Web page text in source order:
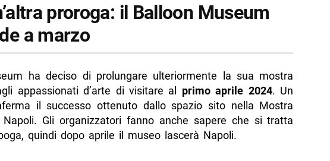
proroga: il Balloon Museum
a marzo
ha deciso di prolungare ulteriormente la sua mostra
appassionati d’arte di visitare al primo aprile 2024. Un
il successo ottenuto dallo spazio sito nella Mostra
Napoli. Gli organizzatori fanno anche sapere che si tratta
quindi dopo aprile il museo lascerà Napoli.